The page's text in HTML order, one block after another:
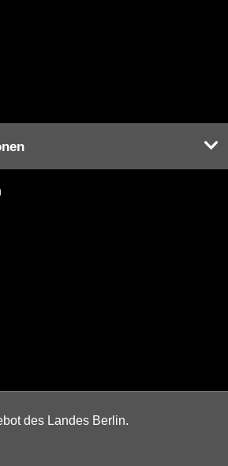
des Landes Berlin.